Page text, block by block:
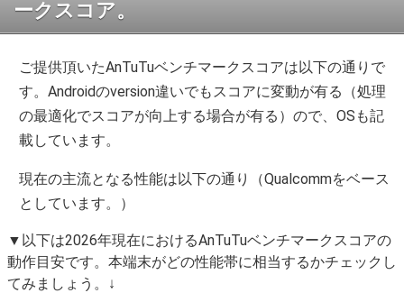
ークスコア。
ご提供頂いたAnTuTuベンチマークスコアは以下の通りで
す。Androidのversion違いでもスコアに変動が有る（処理
の最適化でスコアが向上する場合が有る）ので、OSも記
載しています。
現在の主流となる性能は以下の通り（Qualcommをベース
としています。）
▼以下は2026年現在におけるAnTuTuベンチマークスコアの
動作目安です。本端末がどの性能帯に相当するかチェックし
てみましょう。↓